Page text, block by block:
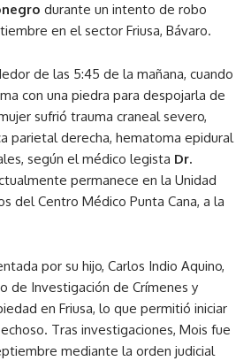
durante un intento de robo
en el sector Friusa, Bávaro.
de las 5:45 de la mañana, cuando
con una piedra para despojarla de
sufrió trauma craneal severo,
parietal derecha, hematoma epidural
según el médico legista Dr.
permanece en la Unidad
del Centro Médico Punta Cana, a la
por su hijo, Carlos Indio Aquino,
de Investigación de Crímenes y
en Friusa, lo que permitió iniciar
Tras investigaciones, Mois fue
mediante la orden judicial